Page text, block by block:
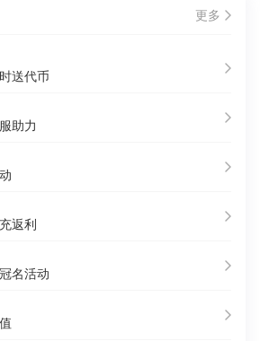
更多
送代币
助力
返利
名活动